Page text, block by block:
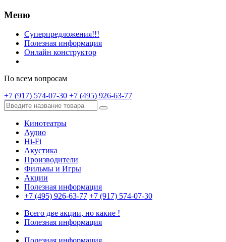
Меню
Суперпредложения!!!
Полезная информация
Онлайн конструктор
По всем вопросам
+7 (917) 574-07-30 +7 (495) 926-63-77
Кинотеатры
Аудио
Hi-Fi
Акустика
Производители
Фильмы и Игры
Акции
Полезная информация
+7 (495) 926-63-77 +7 (917) 574-07-30
Всего две акции, но какие !
Полезная информация